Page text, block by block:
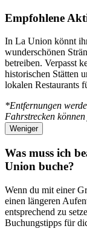
Empfohlene
In La Union könnt
wunderschönen
betreiben. Verpasst
historischen Stätten
lokalen Restaurants
*Entfernungen
Fahrstrecken
Weniger
Was muss ich
Union buche?
Wenn du mit einer
einen längeren
entsprechend zu
Buchungstipps für